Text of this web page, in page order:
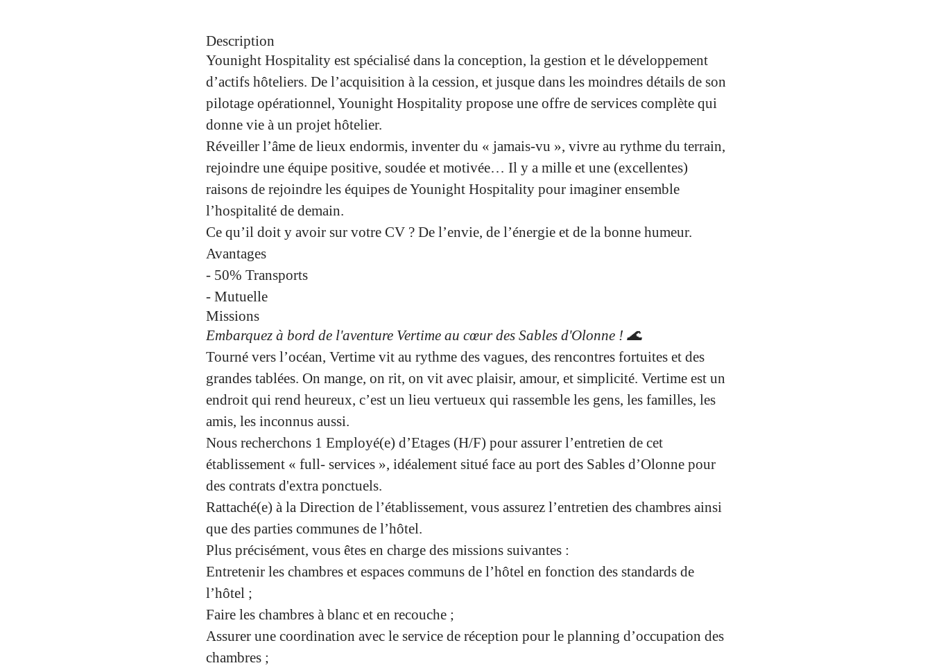
Description
Younight Hospitality est spécialisé dans la conception, la gestion et le développement
d’actifs hôteliers. De l’acquisition à la cession, et jusque dans les moindres détails de son
pilotage opérationnel, Younight Hospitality propose une offre de services complète qui
donne vie à un projet hôtelier.
Réveiller l’âme de lieux endormis, inventer du « jamais-vu », vivre au rythme du terrain,
rejoindre une équipe positive, soudée et motivée… Il y a mille et une (excellentes)
raisons de rejoindre les équipes de Younight Hospitality pour imaginer ensemble
l’hospitalité de demain.
Ce qu’il doit y avoir sur votre CV ? De l’envie, de l’énergie et de la bonne humeur.
Avantages
- 50% Transports
- Mutuelle
Missions
Embarquez à bord de l'aventure Vertime au cœur des Sables d'Olonne ! 🌊
Tourné vers l’océan, Vertime vit au rythme des vagues, des rencontres fortuites et des
grandes tablées. On mange, on rit, on vit avec plaisir, amour, et simplicité. Vertime est un
endroit qui rend heureux, c’est un lieu vertueux qui rassemble les gens, les familles, les
amis, les inconnus aussi.
Nous recherchons 1 Employé(e) d’Etages (H/F) pour assurer l’entretien de cet
établissement « full- services », idéalement situé face au port des Sables d’Olonne pour
des contrats d'extra ponctuels.
Rattaché(e) à la Direction de l’établissement, vous assurez l’entretien des chambres ainsi
que des parties communes de l’hôtel.
Plus précisément, vous êtes en charge des missions suivantes :
Entretenir les chambres et espaces communs de l’hôtel en fonction des standards de
l’hôtel ;
Faire les chambres à blanc et en recouche ;
Assurer une coordination avec le service de réception pour le planning d’occupation des
chambres ;